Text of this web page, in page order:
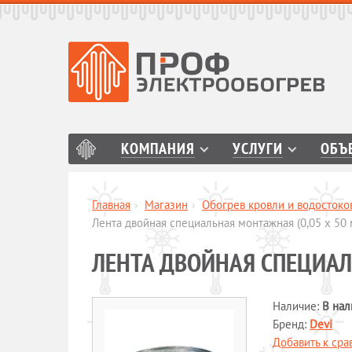
КОМПАНИЯ УСЛУГИ
Главная › Магазин › Обогрев кровли и
Лента двойная специальная монтажная (0,05 х 50
ЛЕНТА ДВОЙНАЯ
Наличие: В
Бренд: Devi
Добавить к